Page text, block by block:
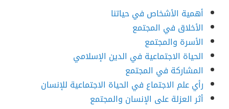
أهمية الأشخاص في حياتنا
الأخلاق في المجتمع
الأسرة والمجتمع
الحياة الاجتماعية في الدين الإسلامي
المشاركة في المجتمع
رأي علم الاجتماع في الحياة الاجتماعية للإنسان
أثر العزلة على الإنسان والمجتمع